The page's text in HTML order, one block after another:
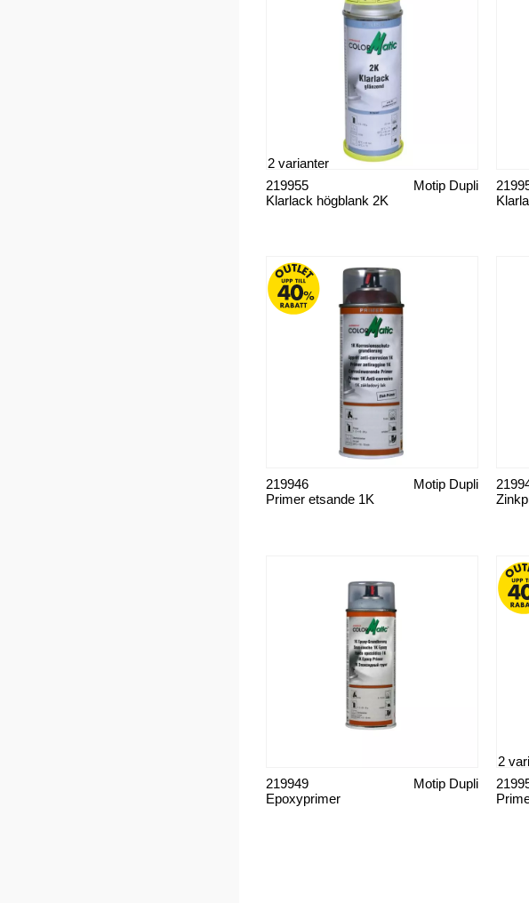
Klarlack högblank 2K
Motip Dupli
219955
2 varianter
Primer etsande 1K
Motip Dupli
219946
Epoxyprimer
Motip Dupli
219949
2